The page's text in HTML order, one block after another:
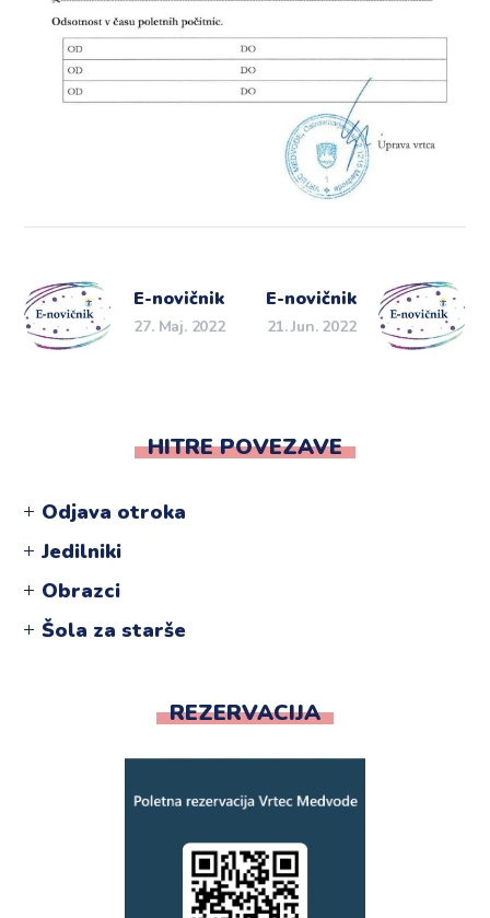
E-novičnik
27. Maj. 2022
E-novičnik
21. Jun. 2022
HITRE POVEZAVE
Odjava otroka
Jedilniki
Obrazci
Šola za starše
REZERVACIJA